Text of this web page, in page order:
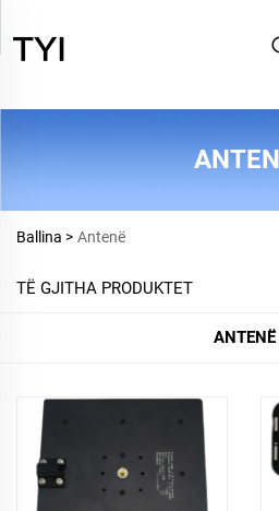
Ballina > Antenë
TË GJITHA PRODUKTET
ANTENË